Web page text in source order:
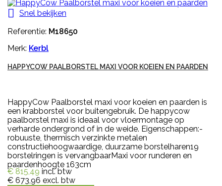

Snel bekijken
Referentie: M18650
Merk: Kerbl
HAPPYCOW PAALBORSTEL MAXI VOOR KOEIEN EN PAARDEN
HappyCow Paalborstel maxi voor koeien en paarden is
een krabborstel voor buitengebruik. De happycow
paalborstel maxi is ideaal voor vloermontage op
verharde ondergrond of in de weide. Eigenschappen:-
robuuste, thermisch verzinkte metalen
constructiehoogwaardige, duurzame borstelharen19
borstelringen is vervangbaarMaxi voor runderen en
paardenhoogte 163cm
€ 815,49 incl. btw
€ 673,96 excl. btw